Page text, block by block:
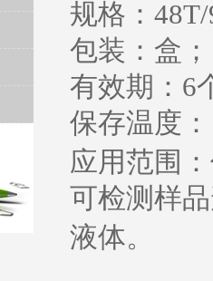
规格：
包装：盒；
有效期： 6
保存温度 ：
应用范围
可检测样
液体。